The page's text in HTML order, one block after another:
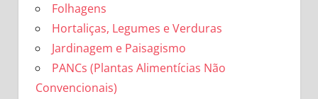
Folhagens
Hortaliças, Legumes e Verduras
Jardinagem e Paisagismo
PANCs (Plantas Alimentícias Não
Convencionais)